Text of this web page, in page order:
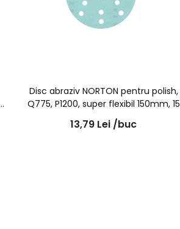
Disc abraziv NORTON pentru polish,
Q775, P1200, super flexibil 150mm, 15
gauri
13,79 Lei /buc